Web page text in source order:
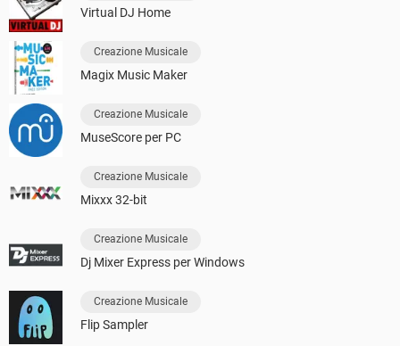
Virtual DJ Home
Creazione Musicale
Magix Music Maker
Creazione Musicale
MuseScore per PC
Creazione Musicale
Mixxx 32-bit
Creazione Musicale
Dj Mixer Express per Windows
Creazione Musicale
Flip Sampler